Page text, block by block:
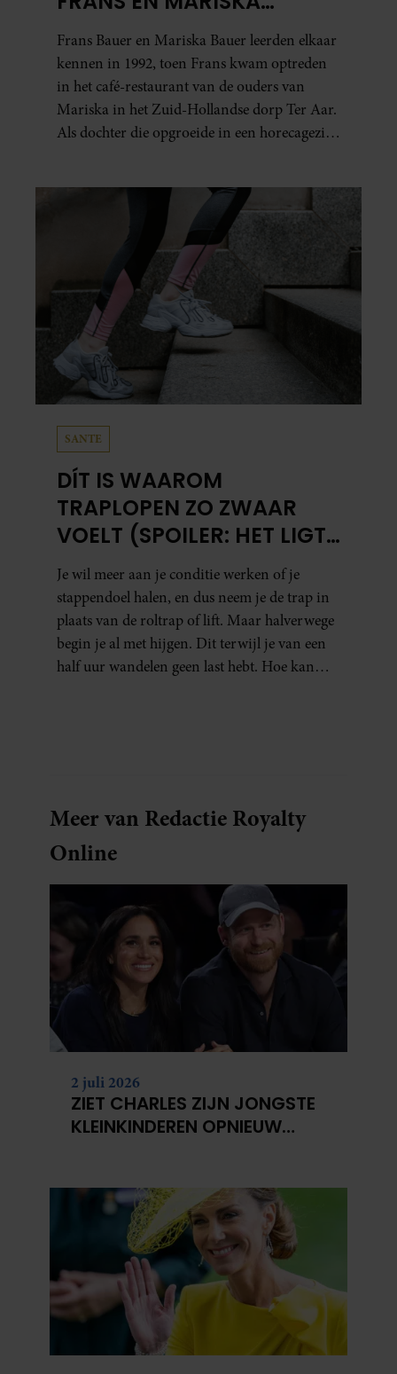
informatie die u aan ze heeft verstrekt of die ze hebben
verzameld op basis van uw gebruik van hun services. U
gaat akkoord met onze cookies als u onze website blijft
gebruiken.
BAUER: OOK IN BED
ELKAARS EERSTE
Frans Bauer en Mariska Bauer leerden elkaar
kennen in 1992, toen Frans kwam optreden
in het café-restaurant van de ouders van
Mariska in het Zuid-Hollandse dorp Ter Aar.
Als dochter die opgroeide in een horecagezin
SANTE
DÍT IS WAAROM
TRAPLOPEN ZO ZWAAR
VOELT (SPOILER: HET LIGT
NIET AAN JE CONDITIE)
Je wil meer aan je conditie werken of je
stappendoel halen, en dus neem je de trap in
plaats van de roltrap of lift. Maar halverwege
begin je al met hijgen. Dit terwijl je van een
half uur wandelen geen last hebt. Hoe kan
Meer van Redactie Royalty
Online
2 juli 2026
ZIET CHARLES ZIJN JONGSTE
KLEINKINDEREN OPNIEUW